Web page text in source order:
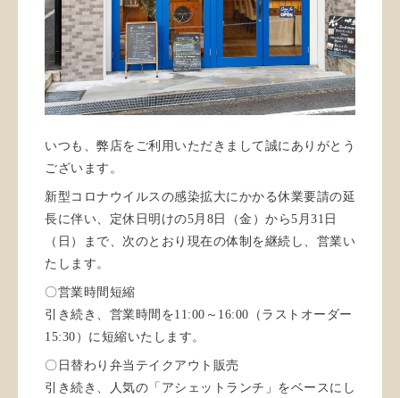
いつも、弊店をご利用いただきまして誠にありがとう
ございます。
新型コロナウイルスの感染拡大にかかる休業要請の延
長に伴い、定休日明けの5月8日（金）から5月31日
（日）まで、次のとおり現在の体制を継続し、営業い
たします。
〇営業時間短縮
引き続き、営業時間を11:00～16:00（ラストオーダー
15:30）に短縮いたします。
〇日替わり弁当テイクアウト販売
引き続き、人気の「アシェットランチ」をベースにし